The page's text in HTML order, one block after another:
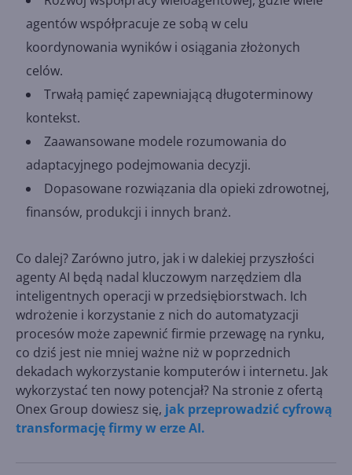
agentów współpracuje ze sobą w celu
koordynowania wyników i osiągania złożonych
celów.
Trwałą pamięć zapewniającą długoterminowy
kontekst.
Zaawansowane modele rozumowania do
adaptacyjnego podejmowania decyzji.
Dopasowane rozwiązania dla opieki zdrowotnej,
finansów, produkcji i innych branż.
Co dalej? Zarówno jutro, jak i w dalekiej przyszłości
agenty AI będą nadal kluczowym narzędziem dla
inteligentnych operacji w przedsiębiorstwach. Ich
wdrożenie i korzystanie z nich do automatyzacji
procesów może zapewnić firmie przewagę na rynku,
co dziś jest nie mniej ważne niż w poprzednich
dekadach wykorzystanie komputerów i internetu. Jak
wykorzystać ten nowy potencjał? Na stronie z ofertą
Onex Group dowiesz się, jak przeprowadzić cyfrową
transformację firmy w erze AI.